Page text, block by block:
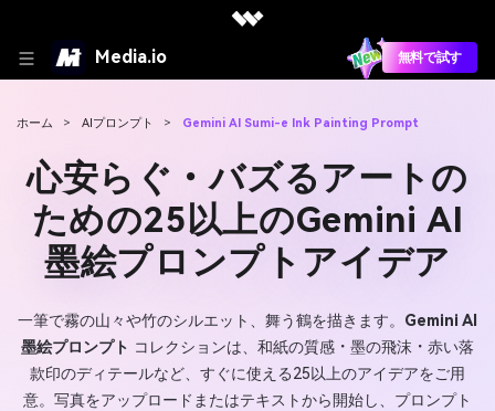
Media.io 無料で試す
ホーム > AIプロンプト > Gemini AI Sumi-e Ink Painting Prompt
心安らぐ・バズるアートの
ための25以上のGemini AI
墨絵プロンプトアイデア
一筆で霧の山々や竹のシルエット、舞う鶴を描きます。 Gemini AI
墨絵プロンプト コレクションは、和紙の質感・墨の飛沫・赤い落
款印のディテールなど、すぐに使える25以上のアイデアをご用
意。写真をアップロードまたはテキストから開始し、プロンプト